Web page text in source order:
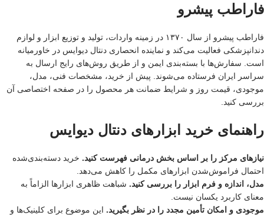
فاراطب پیشرو
فاراطب پیشرو از سال ۱۳۷۰ در زمینه واردات، تولید و توزیع ابزار و لوازم
دندانپزشکی فعالیت می‌کند و نماینده انحصاری دنتال دیوایس در خاورمیانه
است. سفارش‌ها با بسته‌بندی ایمن و از طریق روش‌های رایج ارسال به
سراسر ایران فرستاده می‌شوند. پیش از خرید، مشخصات فنی، مدل،
موجودی، قیمت روز و شرایط ضمانت هر محصول را در صفحه اختصاصی آن
بررسی کنید.
راهنمای خرید ابزارهای دنتال دیوایس
نیازهای مرکز را بر اساس بخش درمانی فهرست کنید. خرید دسته‌بندی‌شده
احتمال فراموش‌شدن ابزارهای مکمل را کاهش می‌دهد.
مدل، اندازه و فرم ابزار را بررسی کنید. شباهت ظاهری ابزارها الزاماً به
معنای کاربرد یکسان نیست.
موجودی و امکان تأمین مجدد را در نظر بگیرید. این موضوع برای کلینیک‌ها و